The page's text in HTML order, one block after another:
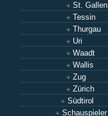
St. Gallen
Tessin
Thurgau
Uri
Waadt
Wallis
Zug
Zürich
Südtirol
Schauspieler